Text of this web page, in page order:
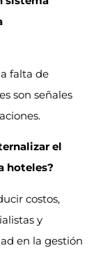
falta de
son señales
el
hoteles?
costos,
y
en la gestión